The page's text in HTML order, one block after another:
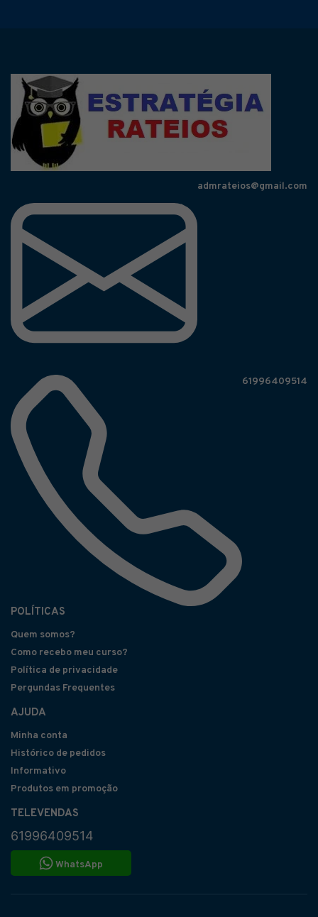
admrateios@gmail.com
61996409514
POLÍTICAS
Quem somos?
Como recebo meu curso?
Política de privacidade
Pergundas Frequentes
AJUDA
Minha conta
Histórico de pedidos
Informativo
Produtos em promoção
TELEVENDAS
61996409514
WhatsApp